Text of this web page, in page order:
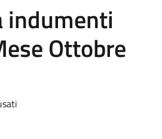
indumenti
Ottobre